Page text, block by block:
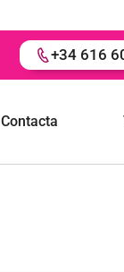
Contacta
+34 616